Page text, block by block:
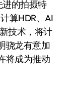
的拍摄特
算HDR、AI
技术，将计
骁龙有意加
将成为推动